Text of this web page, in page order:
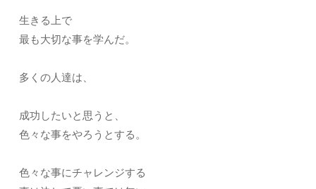
生きる上で
最も大切な事を学んだ。
多くの人達は、
成功したいと思うと、
色々な事をやろうとする。
色々な事にチャレンジする